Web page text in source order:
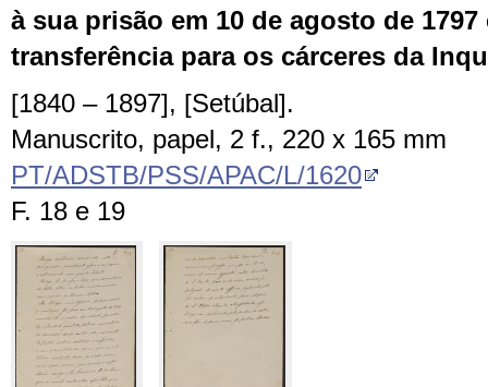
à sua prisão em 10 de agosto de
transferência para os cárceres da
[1840 – 1897], [Setúbal].
Manuscrito, papel, 2 f., 220 x 165 mm
PT/ADSTB/PSS/APAC/L/1620
F. 18 e 19